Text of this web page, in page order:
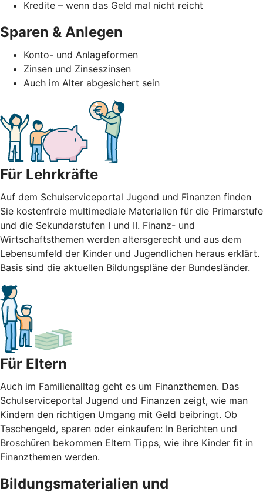
Kredite – wenn das Geld mal nicht reicht
Sparen & Anlegen
Konto- und Anlageformen
Zinsen und Zinseszinsen
Auch im Alter abgesichert sein
Für Lehrkräfte
Auf dem Schulserviceportal Jugend und Finanzen finden
Sie kostenfreie multimediale Materialien für die Primarstufe
und die Sekundarstufen I und II. Finanz- und
Wirtschaftsthemen werden altersgerecht und aus dem
Lebensumfeld der Kinder und Jugendlichen heraus erklärt.
Basis sind die aktuellen Bildungspläne der Bundesländer.
Für Eltern
Auch im Familienalltag geht es um Finanzthemen. Das
Schulserviceportal Jugend und Finanzen zeigt, wie man
Kindern den richtigen Umgang mit Geld beibringt. Ob
Taschengeld, sparen oder einkaufen: In Berichten und
Broschüren bekommen Eltern Tipps, wie ihre Kinder fit in
Finanzthemen werden.
Bildungsmaterialien und